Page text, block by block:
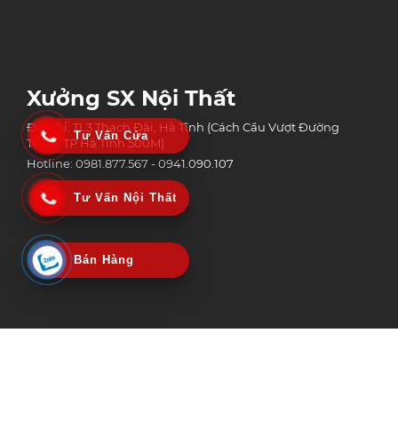
Xưởng SX Nội Thất
Địa chỉ: TL3 Thạch Đài, Hà Tĩnh (Cách Cầu Vượt Đường
Tránh TP Hà Tĩnh 500M)
Hotline: 0981.877.567 - 0941.090.107
Tư Vấn Cửa
Tư Vấn Nội Thất
Bán Hàng